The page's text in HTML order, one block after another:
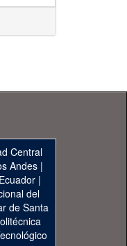
Central
Andes|
|
del
de Santa